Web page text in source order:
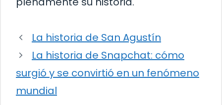
La historia de San Agustín
La historia de Snapchat: cómo
surgió y se convirtió en un fenómeno
mundial